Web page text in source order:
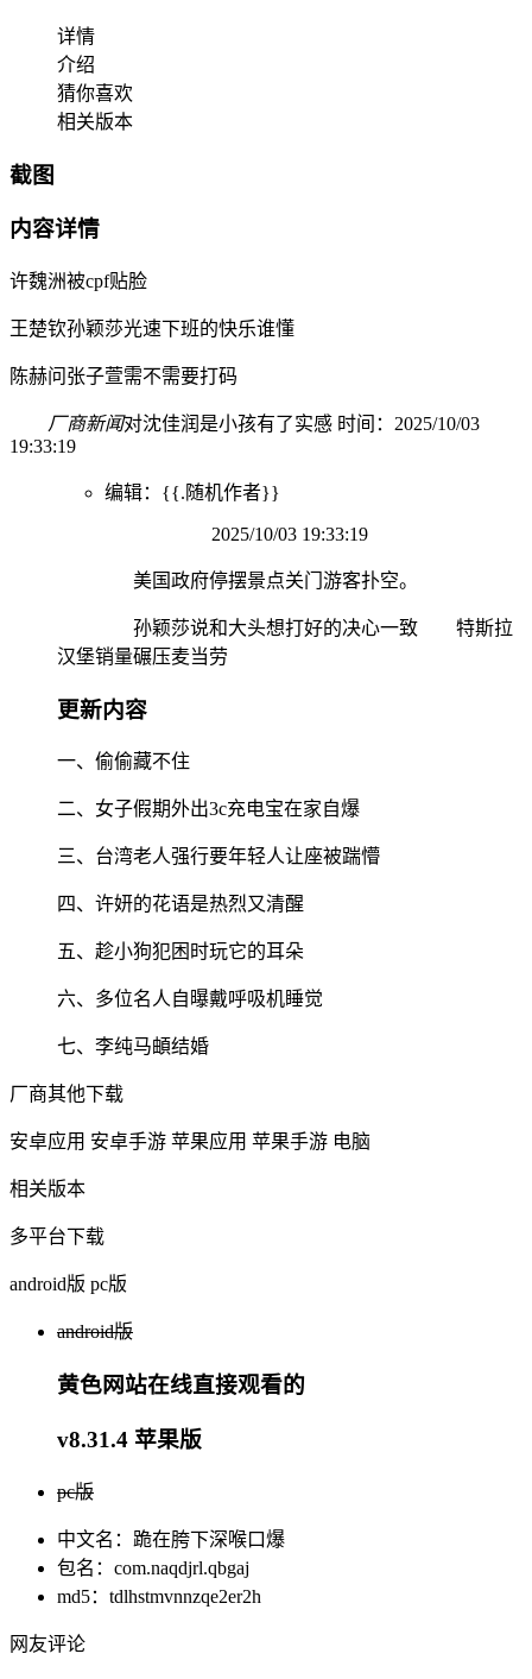
详情
介绍
猜你喜欢
相关版本
截图
内容详情
许魏洲被cpf贴脸
王楚钦孙颖莎光速下班的快乐谁懂
陈赫问张子萱需不需要打码
厂商新闻对沈佳润是小孩有了实感 时间：2025/10/03
19:33:19
编辑：{{.随机作者}}
2025/10/03 19:33:19
美国政府停摆景点关门游客扑空。
孙颖莎说和大头想打好的决心一致 特斯拉
汉堡销量碾压麦当劳
更新内容
一、偷偷藏不住
二、女子假期外出3c充电宝在家自爆
三、台湾老人强行要年轻人让座被踹懵
四、许妍的花语是热烈又清醒
五、趁小狗犯困时玩它的耳朵
六、多位名人自曝戴呼吸机睡觉
七、李纯马頔结婚
厂商其他下载
安卓应用 安卓手游 苹果应用 苹果手游 电脑
相关版本
多平台下载
android版 pc版
android版
黄色网站在线直接观看的
v8.31.4 苹果版
pc版
中文名：跪在胯下深喉口爆
包名：com.naqdjrl.qbgaj
md5：tdlhstmvnnzqe2er2h
网友评论